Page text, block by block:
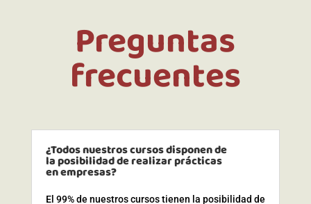
Preguntas
frecuentes
¿Todos nuestros cursos disponen de
la posibilidad de realizar prácticas
en empresas?
El 99% de nuestros cursos tienen la posibilidad de